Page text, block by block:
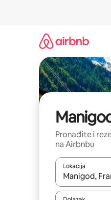
Pronađite i
na Airbnbu
Lokacija
Kada budu